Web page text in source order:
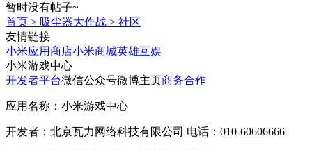
暂时没有帖子~
首页 > 吸尘器大作战 > 社区
友情链接
小米应用商店小米商城英雄互娱
小米游戏中心
开发者平台微信公众号微博主页商务合作
应用名称：小米游戏中心
开发者：北京瓦力网络科技有限公司 电话：010-60606666